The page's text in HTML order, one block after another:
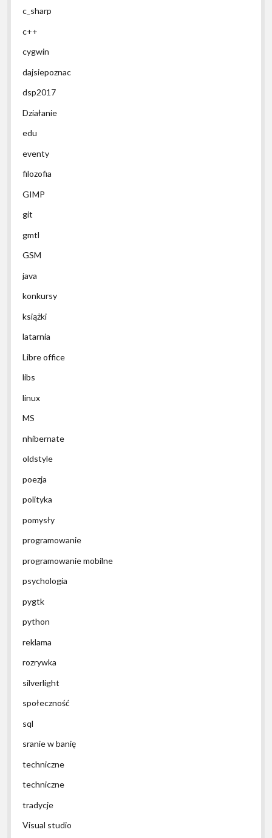
c_sharp
c++
cygwin
dajsiepoznac
dsp2017
Działanie
edu
eventy
filozofia
GIMP
git
gmtl
GSM
java
konkursy
książki
latarnia
Libre office
libs
linux
MS
nhibernate
oldstyle
poezja
polityka
pomysły
programowanie
programowanie mobilne
psychologia
pygtk
python
reklama
rozrywka
silverlight
społeczność
sql
sranie w banię
techniczne
techniczne
tradycje
Visual studio